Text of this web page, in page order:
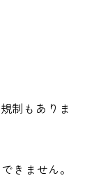
制もありま
きません。